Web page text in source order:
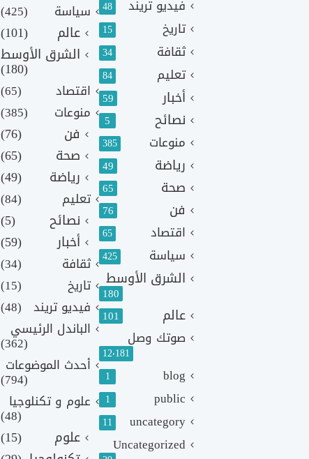
فيديو تريند 48
تاريخ 15
ثقافة 34
تعليم 84
أخبار 59
نصائح 5
منوعات 385
رياضة 49
صحة 65
فن 76
اقتصاد 65
سياسة 425
الشرق الأوسط
180
عالم 101
صوتك وصل
12٬181
blog
1
public
1
uncategory
11
Uncategorized
سياسة
(425)
عالم
(101)
الشرق الأوسط
(180)
اقتصاد
(65)
منوعات
(385)
فن
(76)
صحة
(65)
رياضة
(49)
تعليم (84)
نصائح
(5)
أخبار
(59)
ثقافة
(34)
تاريخ
(15)
فيديو تريند (48)
الباندل الرئيسي
(362)
أحدث الموضوعات
(794)
علوم و تكنلوجيا
(48)
علوم
(15)